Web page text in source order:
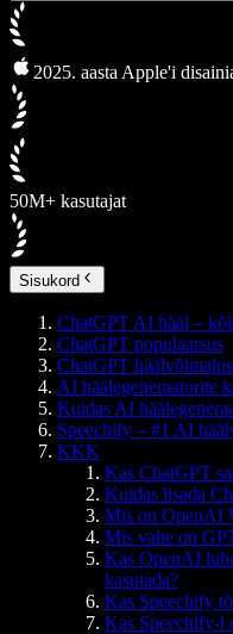
2025. aasta Apple'i
50M+ kasutajat
Sisukord
ChatGPT AI hääl –
ChatGPT populaarsus
ChatGPT
AI häälegeneraatorite
Kuidas AI
Speechify – #1 AI
KKK
Kas ChatGPT
Kuidas lisada
Mis on OpenAI
Mis vahe on
Kas OpenAI
kasutada?
Kas Speechify
Kas Speechify-l